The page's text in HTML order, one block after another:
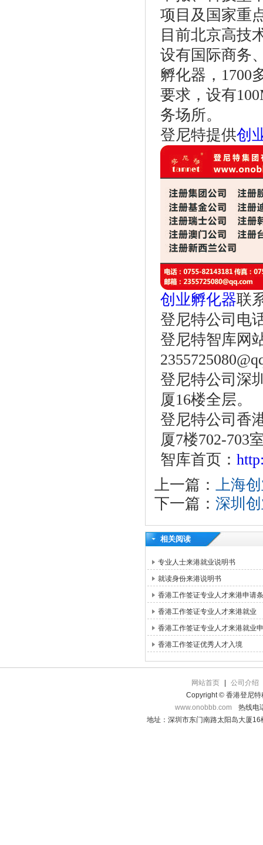
项目及国家重
目前北京高技
设有国际商务
孵化器，1700
要求，设有
务场所。
登尼特提供创
创业孵化器联
登尼特公司电
登尼特智库网
登尼特公司深
厦16楼全层。
登尼特公司香
厦7楼702-703
智库首页：
上一篇： 上海
下一篇： 深圳
相关阅读
专业人士来港就业说明书
就读身份来港说明书
香港工作签证专业人才来港申请
香港工作签证专业人才来港就业
香港工作签证专业人才来港就业
香港工作签证优秀人才入境
网站首页
公司介绍
Copyright © 香港登尼特
www.onobbb.com
热线电
地址：深圳市东门南路太阳岛大厦